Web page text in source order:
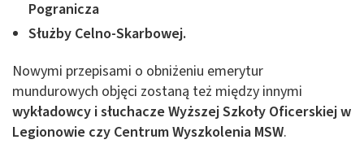
Pogranicza
Służby Celno-Skarbowej.
Nowymi przepisami o obniżeniu emerytur
mundurowych objęci zostaną też między innymi
wykładowcy i słuchacze Wyższej Szkoły Oficerskiej w
Legionowie czy Centrum Wyszkolenia MSW.